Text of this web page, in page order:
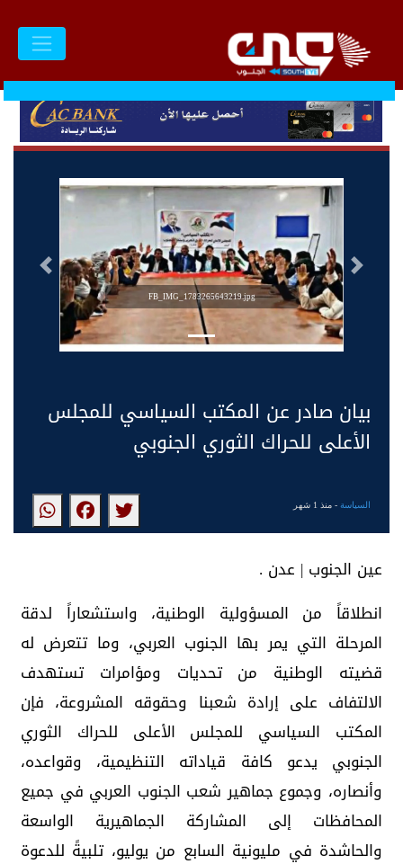
FB_IMG_1783265643219.jpg
التالى السابق
بيان صادر عن المكتب السياسي للمجلس
الأعلى للحراك الثوري الجنوبي
السياسة- منذ 1 شهر
عين الجنوب | عدن .
انطلاقاً من المسؤولية الوطنية، واستشعاراً لدقة
المرحلة التي يمر بها الجنوب العربي، وما تتعرض له
قضيته الوطنية من تحديات ومؤامرات تستهدف
الالتفاف على إرادة شعبنا وحقوقه المشروعة، فإن
المكتب السياسي للمجلس الأعلى للحراك الثوري
الجنوبي يدعو كافة قياداته التنظيمية، وقواعده،
وأنصاره، وجموع جماهير شعب الجنوب العربي في جميع
المحافظات إلى المشاركة الجماهيرية الواسعة
والحاشدة في مليونية السابع من يوليو، تلبيةً للدعوة